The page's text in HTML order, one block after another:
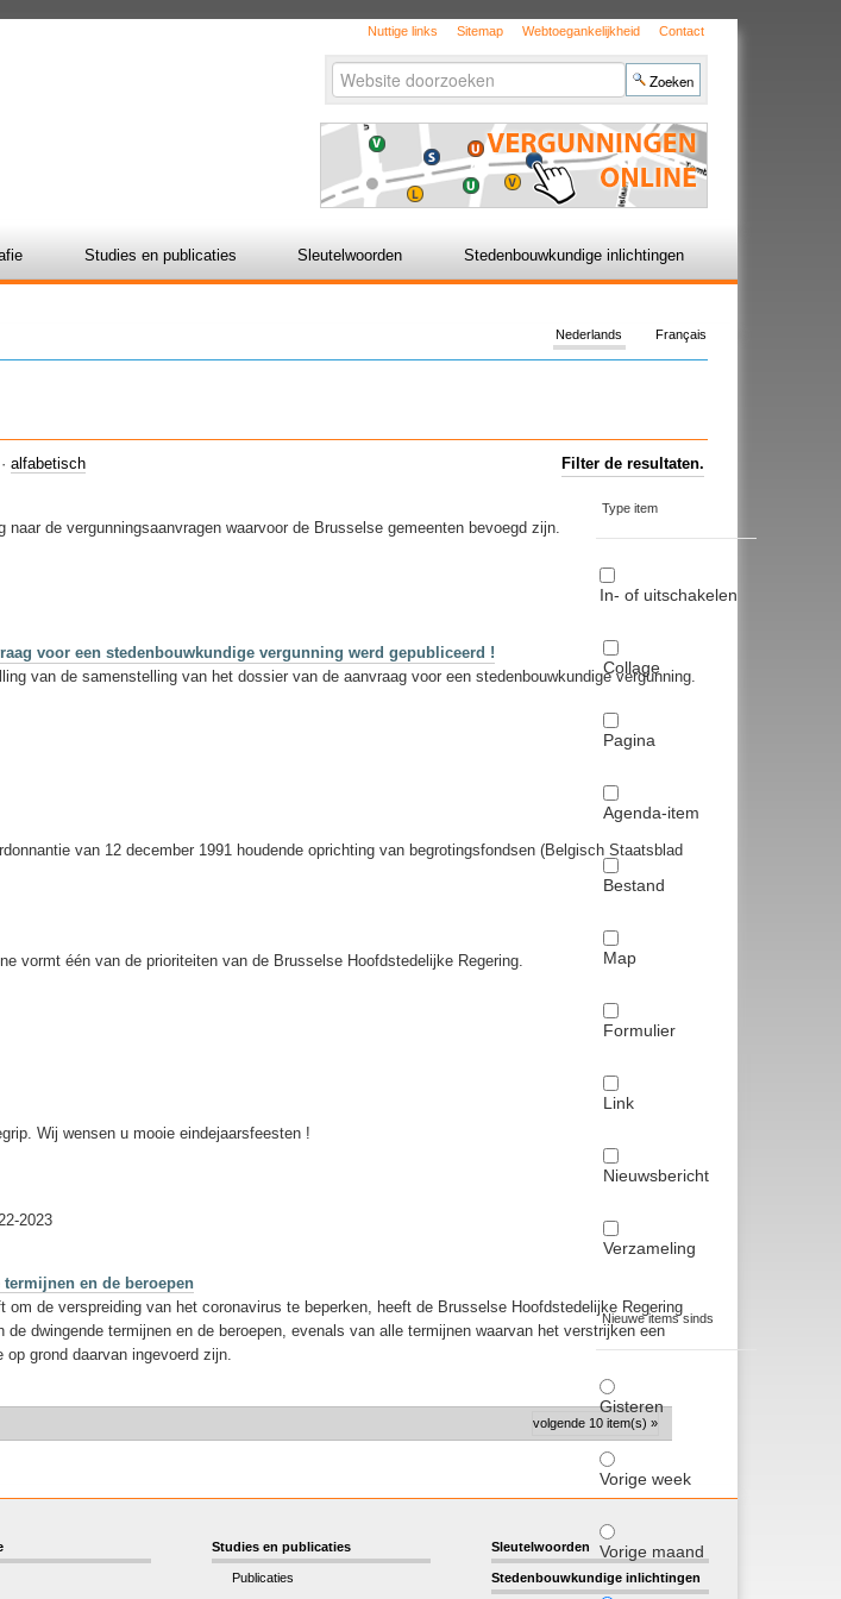
Nuttige links Sitemap Webtoegankelijkheid Contact
Zoek
zoeken...
Studies en publicaties Sleutelwoorden Stedenbouwkundige inlichtingen
Français
Nederlands
Filter de resultaten.
Type item
In- of uitschakelen
Collage
Pagina
Agenda-item
Bestand
Map
Formulier
Link
Nieuwsbericht
Verzameling
Nieuwe items sinds
Gisteren
Vorige week
Vorige maand
· alfabetisch
de vergunningsaanvragen waarvoor de Brusselse gemeenten bevoegd zijn.
voor een stedenbouwkundige vergunning werd gepubliceerd !
van de samenstelling van het dossier van de aanvraag voor een stedenbouwkundige vergunning.
van 12 december 1991 houdende oprichting van begrotingsfondsen (Belgisch Staatsblad
vormt één van de prioriteiten van de Brusselse Hoofdstedelijke Regering.
Wij wensen u mooie eindejaarsfeesten !
2023
en de beroepen
de verspreiding van het coronavirus te beperken, heeft de Brusselse Hoofdstedelijke Regering
dwingende termijnen en de beroepen, evenals van alle termijnen waarvan het verstrijken een
grond daarvan ingevoerd zijn.
volgende 10 item(s) »
Studies en publicaties
Publicaties
Sleutelwoorden
Stedenbouwkundige inlichtingen